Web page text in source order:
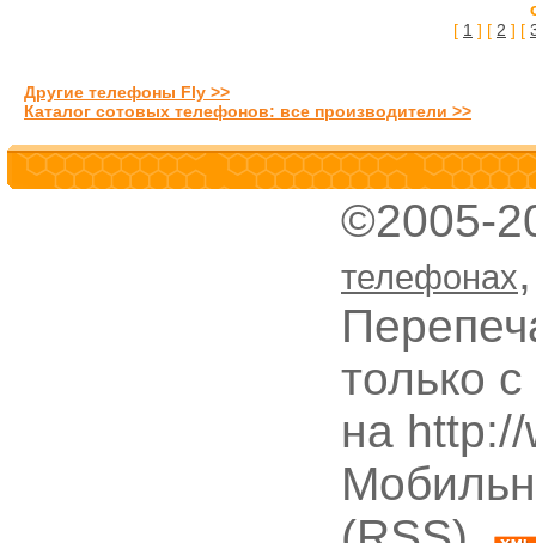
[ 1 ] [ 2 ] [
Другие телефоны Fly >>
Каталог сотовых телефонов: все производители >>
©2005-
телефонах
только
на